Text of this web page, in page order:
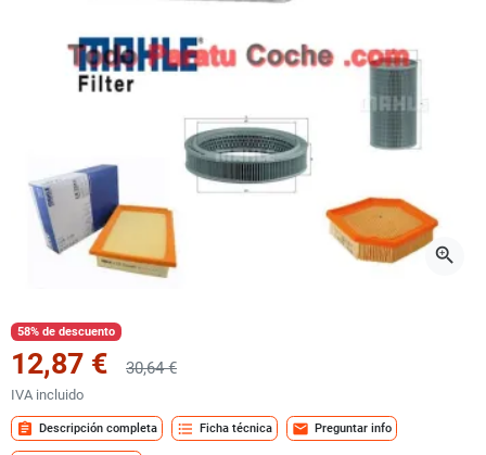
zoom_in
58% de descuento
12,87 € 30,64 €
IVA incluido
assignment Descripción completa format_list_bulleted Ficha técnica mail Preguntar info